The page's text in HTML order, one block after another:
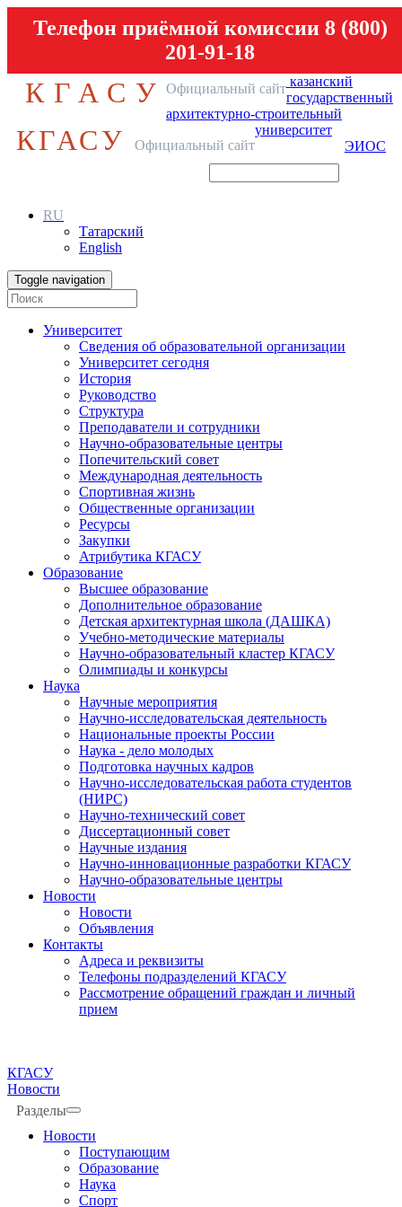
Телефон приёмной комиссии 8 (800)
201-91-18
КГАСУ Официальный сайт казанский
государственный
архитектурно-строительный
университет
КГАСУ Официальный сайт ЭИОС
RU
Татарский
English
Toggle navigation
Университет
Сведения об образовательной организации
Университет сегодня
История
Руководство
Структура
Преподаватели и сотрудники
Научно-образовательные центры
Попечительский совет
Международная деятельность
Спортивная жизнь
Общественные организации
Ресурсы
Закупки
Атрибутика КГАСУ
Образование
Высшее образование
Дополнительное образование
Детская архитектурная школа (ДАШКА)
Учебно-методические материалы
Научно-образовательный кластер КГАСУ
Олимпиады и конкурсы
Наука
Научные мероприятия
Научно-исследовательская деятельность
Национальные проекты России
Наука - дело молодых
Подготовка научных кадров
Научно-исследовательская работа студентов
(НИРС)
Научно-технический совет
Диссертационный совет
Научные издания
Научно-инновационные разработки КГАСУ
Научно-образовательные центры
Новости
Новости
Объявления
Контакты
Адреса и реквизиты
Телефоны подразделений КГАСУ
Рассмотрение обращений граждан и личный
прием
КГАСУ
Новости
Разделы
Новости
Поступающим
Образование
Наука
Спорт